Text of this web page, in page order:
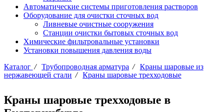
Автоматические системы приготовления растворов
Оборудование для очистки сточных вод
Ливневые очистные сооружения
Станции очистки бытовых сточных вод
Химические фильтровальные установки
Установки повышения давления воды
Каталог / Трубопроводная арматура / Краны шаровые из
нержавеющей стали / Краны шаровые трехходовые
Краны шаровые трехходовые в